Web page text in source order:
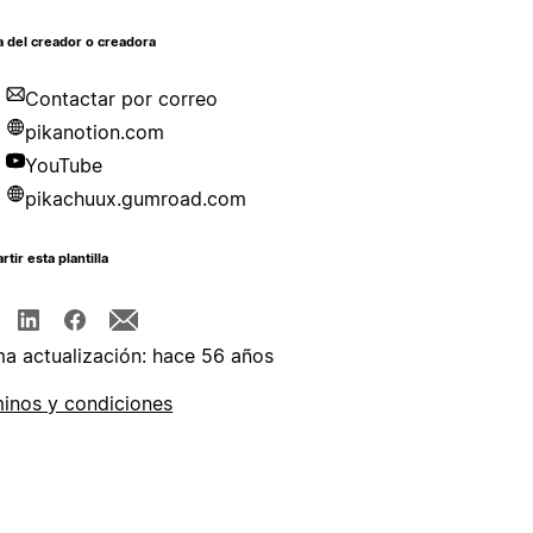
del creador o creadora
Contactar por correo
pikanotion.com
YouTube
pikachuux.gumroad.com
esta plantilla
actualización: hace 56 años
y condiciones